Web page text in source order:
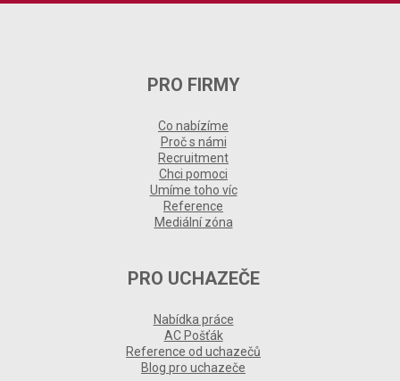
PRO FIRMY
Co nabízíme
Proč s námi
Recruitment
Chci pomoci
Umíme toho víc
Reference
Mediální zóna
PRO UCHAZEČE
Nabídka práce
AC Pošťák
Reference od uchazečů
Blog pro uchazeče